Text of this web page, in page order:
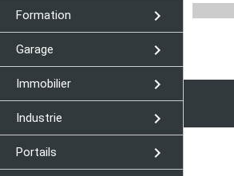
Formation navigate_next
Garage navigate_next
Immobilier navigate_next
Industrie navigate_next
Portails navigate_next